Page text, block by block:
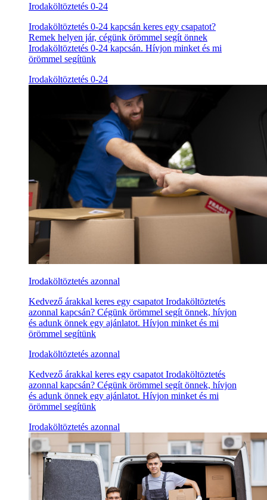
Irodaköltöztetés 0-24
Irodaköltöztetés 0-24 kapcsán keres egy csapatot?
Remek helyen jár, cégünk örömmel segít önnek
Irodaköltöztetés 0-24 kapcsán. Hívjon minket és mi
örömmel segítünk
Irodaköltöztetés 0-24
Irodaköltöztetés azonnal
Kedvező árakkal keres egy csapatot Irodaköltöztetés
azonnal kapcsán? Cégünk örömmel segít önnek, hívjon
és adunk önnek egy ajánlatot. Hívjon minket és mi
örömmel segítünk
Irodaköltöztetés azonnal
Kedvező árakkal keres egy csapatot Irodaköltöztetés
azonnal kapcsán? Cégünk örömmel segít önnek, hívjon
és adunk önnek egy ajánlatot. Hívjon minket és mi
örömmel segítünk
Irodaköltöztetés azonnal